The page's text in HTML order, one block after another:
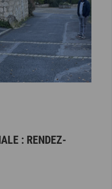
: RENDEZ-